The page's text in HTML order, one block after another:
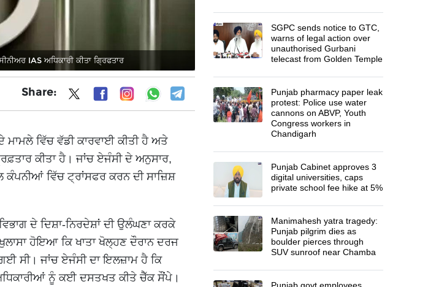
IAS ਅਧਿਕਾਰੀ ਕੀਤਾ ਗ੍ਰਿਫਤਾਰ
Share:
ਵਿੱਚ ਵੱਡੀ ਕਾਰਵਾਈ ਕੀਤੀ ਹੈ ਅਤੇ
ਕੀਤਾ ਹੈ। ਜਾਂਚ ਏਜੰਸੀ ਦੇ ਅਨੁਸਾਰ,
ਕੰਪਨੀਆਂ ਵਿੱਚ ਟ੍ਰਾਂਸਫਰ ਕਰਨ ਦੀ ਸਾਜ਼ਿਸ਼
ਦੇ ਦਿਸ਼ਾ-ਨਿਰਦੇਸ਼ਾਂ ਦੀ ਉਲੰਘਣਾ ਕਰਕੇ
ਹੋਇਆ ਕਿ ਖਾਤਾ ਖੋਲ੍ਹਣ ਦੌਰਾਨ ਦਰਜ
ਸੀ। ਜਾਂਚ ਏਜੰਸੀ ਦਾ ਇਲਜ਼ਾਮ ਹੈ ਕਿ
ਨੂੰ ਕਈ ਦਸਤਖਤ ਕੀਤੇ ਚੈੱਕ ਸੌਂਪੇ।
SGPC sends notice to GTC,
warns of legal action over
unauthorised Gurbani
telecast from Golden Temple
Punjab pharmacy paper leak
protest: Police use water
cannons on ABVP, Youth
Congress workers in
Chandigarh
Punjab Cabinet approves 3
digital universities, caps
private school fee hike at 5%
Manimahesh yatra tragedy:
Punjab pilgrim dies as
boulder pierces through
SUV sunroof near Chamba